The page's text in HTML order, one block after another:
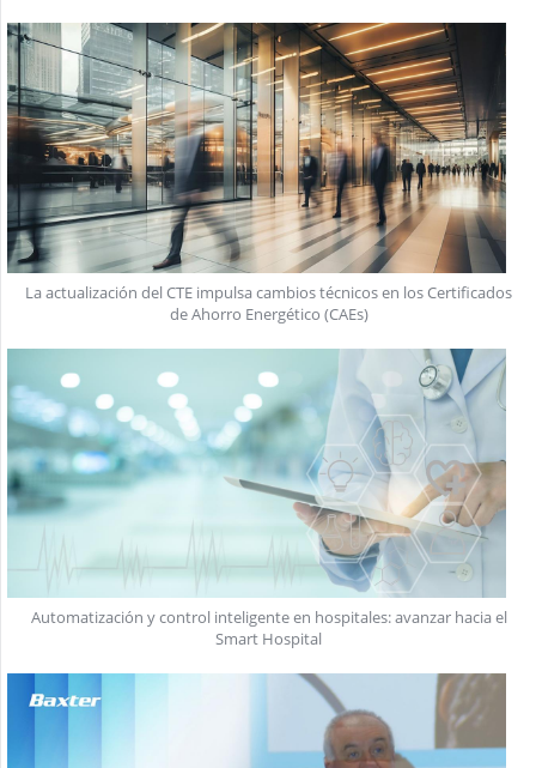
La actualización del CTE impulsa cambios técnicos en los Certificados
de Ahorro Energético (CAEs)
Automatización y control inteligente en hospitales: avanzar hacia el
Smart Hospital